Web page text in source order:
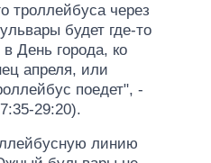
троллейбуса через
будет где-то
День города, ко
апреля, или
поедет", -
29:20).
линию